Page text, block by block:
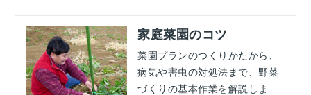
家庭菜園のコツ
菜園プランのつくりかたから、
病気や害虫の対処法まで、野菜
づくりの基本作業を解説しま